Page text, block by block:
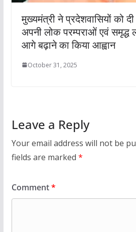
मुख्यमंत्री ने प्रदेशवासियों को दी
अपनी लोक परम्पराओं एवं
आगे बढ़ाने का किया आह्वान
October 31, 2025
Leave a Reply
Your email address will not be
fields are marked *
Comment*